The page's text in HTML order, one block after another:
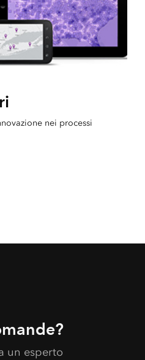
nei processi
un esperto